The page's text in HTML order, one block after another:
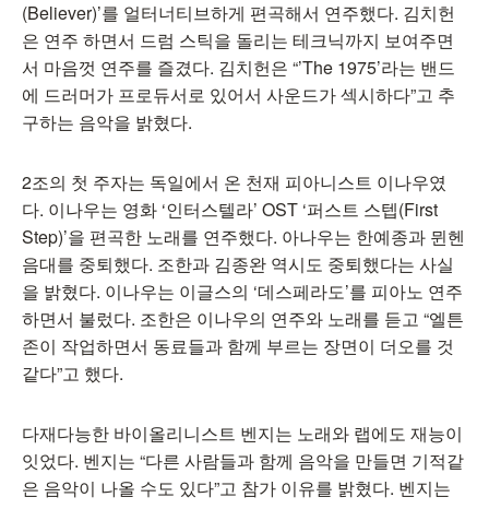
(Believer)’를 얼터너티브하게 편곡해서 연주했다. 김치헌
은 연주 하면서 드럼 스틱을 돌리는 테크닉까지 보여주면
서 마음껏 연주를 즐겼다. 김치헌은 “’The 1975’라는 밴드
에 드러머가 프로듀서로 있어서 사운드가 섹시하다”고 추
구하는 음악을 밝혔다.
2조의 첫 주자는 독일에서 온 천재 피아니스트 이나우였
다. 이나우는 영화 ‘인터스텔라’ OST ‘퍼스트 스텝(First
Step)’을 편곡한 노래를 연주했다. 아나우는 한예종과 뮌헨
음대를 중퇴했다. 조한과 김종완 역시도 중퇴했다는 사실
을 밝혔다. 이나우는 이글스의 ‘데스페라도’를 피아노 연주
하면서 불렀다. 조한은 이나우의 연주와 노래를 듣고 “엘튼
존이 작업하면서 동료들과 함께 부르는 장면이 더오를 것
같다”고 했다.
다재다능한 바이올리니스트 벤지는 노래와 랩에도 재능이
잇었다. 벤지는 “다른 사람들과 함께 음악을 만들면 기적같
은 음악이 나올 수도 있다”고 참가 이유를 밝혔다. 벤지는